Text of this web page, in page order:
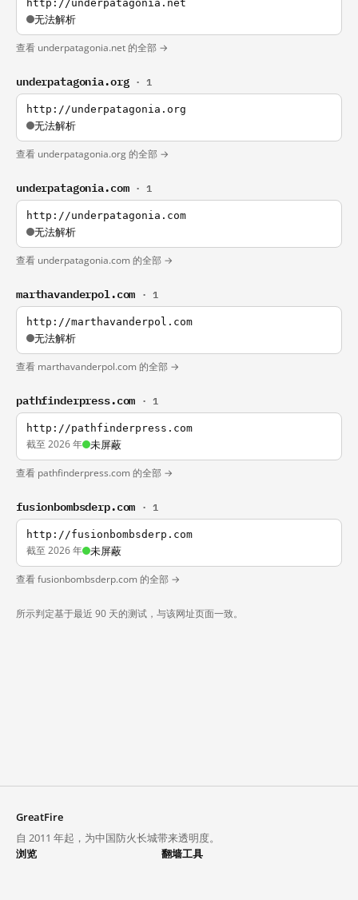
http://underpatagonia.net
无法解析
查看 underpatagonia.net 的全部 →
underpatagonia.org · 1
http://underpatagonia.org
无法解析
查看 underpatagonia.org 的全部 →
underpatagonia.com · 1
http://underpatagonia.com
无法解析
查看 underpatagonia.com 的全部 →
marthavanderpol.com · 1
http://marthavanderpol.com
无法解析
查看 marthavanderpol.com 的全部 →
pathfinderpress.com · 1
http://pathfinderpress.com
截至 2026 年 未屏蔽
查看 pathfinderpress.com 的全部 →
fusionbombsderp.com · 1
http://fusionbombsderp.com
截至 2026 年 未屏蔽
查看 fusionbombsderp.com 的全部 →
所示判定基于最近 90 天的测试，与该网址页面一致。
GreatFire
自 2011 年起，为中国防火长城带来透明度。
浏览
翻墙工具